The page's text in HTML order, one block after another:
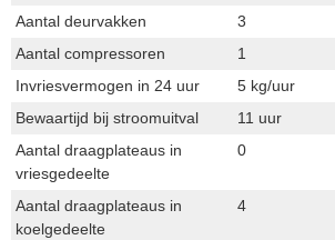
Aantal deurvakken
3
Aantal compressoren
1
Invriesvermogen in 24 uur
5 kg/uur
Bewaartijd bij stroomuitval
11 uur
Aantal draagplateaus in
vriesgedeelte
0
Aantal draagplateaus in
koelgedeelte
4